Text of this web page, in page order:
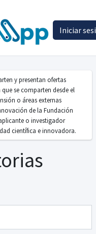
Iniciar
y presentan ofertas
se comparten desde el
o áreas externas
de la Fundación
o investigador
científica e innovadora.